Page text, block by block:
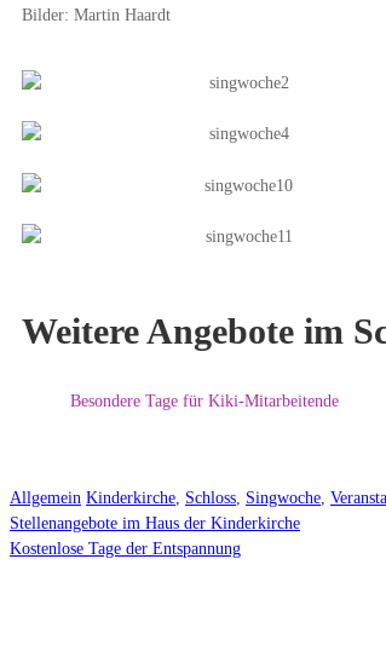
Bilder: Martin Haardt
Weitere Angebote im
Besondere Tage für Kiki-Mitarbeitende
Allgemein Kinderkirche Schloss Singwoche
Stellenangebote im Haus der Kinderkirche
Kostenlose Tage der Entspannung